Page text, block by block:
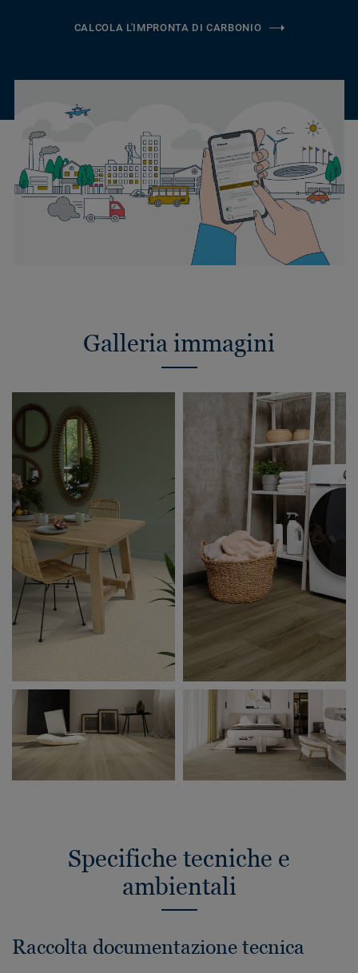
CALCOLA L'IMPRONTA DI CARBONIO
Galleria immagini
Specifiche tecniche e
ambientali
Raccolta documentazione tecnica